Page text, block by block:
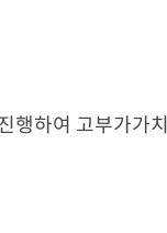
하여 고부가가